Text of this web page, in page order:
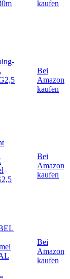
kaufen
Bei
Amazon
kaufen
Bei
Amazon
kaufen
Bei
Amazon
kaufen